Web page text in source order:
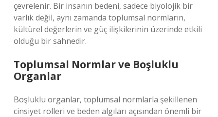
çevrelenir. Bir insanın bedeni, sadece biyolojik bir
varlık değil, aynı zamanda toplumsal normların,
kültürel değerlerin ve güç ilişkilerinin üzerinde etkili
olduğu bir sahnedir.
Toplumsal Normlar ve Boşluklu
Organlar
Boşluklu organlar, toplumsal normlarla şekillenen
cinsiyet rolleri ve beden algıları açısından önemli bir